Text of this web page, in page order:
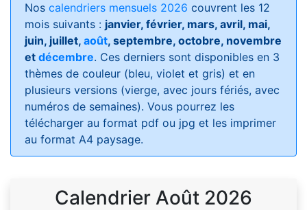
Nos calendriers mensuels 2026 couvrent les 12
mois suivants : janvier, février, mars, avril, mai,
juin, juillet, août, septembre, octobre, novembre
et décembre. Ces derniers sont disponibles en 3
thèmes de couleur (bleu, violet et gris) et en
plusieurs versions (vierge, avec jours fériés, avec
numéros de semaines). Vous pourrez les
télécharger au format pdf ou jpg et les imprimer
au format A4 paysage.
Calendrier Août 2026